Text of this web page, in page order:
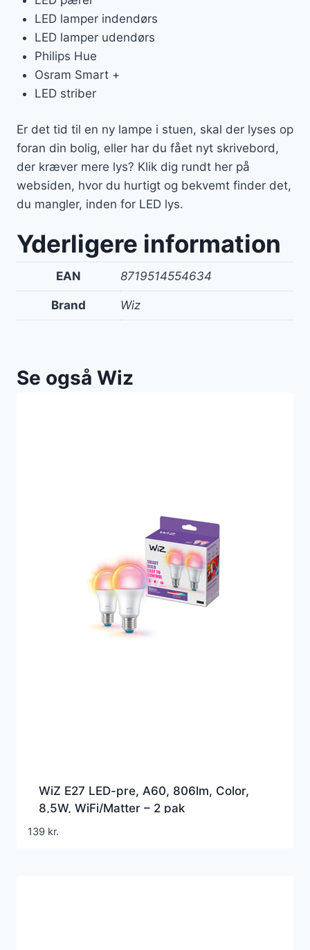
LED lamper indendørs
LED lamper udendørs
Philips Hue
Osram Smart +
LED striber
Er det tid til en ny lampe i stuen, skal der lyses op
foran din bolig, eller har du fået nyt skrivebord,
der kræver mere lys? Klik dig rundt her på
websiden, hvor du hurtigt og bekvemt finder det,
du mangler, inden for LED lys.
Yderligere information
EAN 8719514554634
Brand Wiz
Se også Wiz
WiZ E27 LED-pre, A60, 806lm, Color,
8,5W, WiFi/Matter – 2 pak
139 kr.